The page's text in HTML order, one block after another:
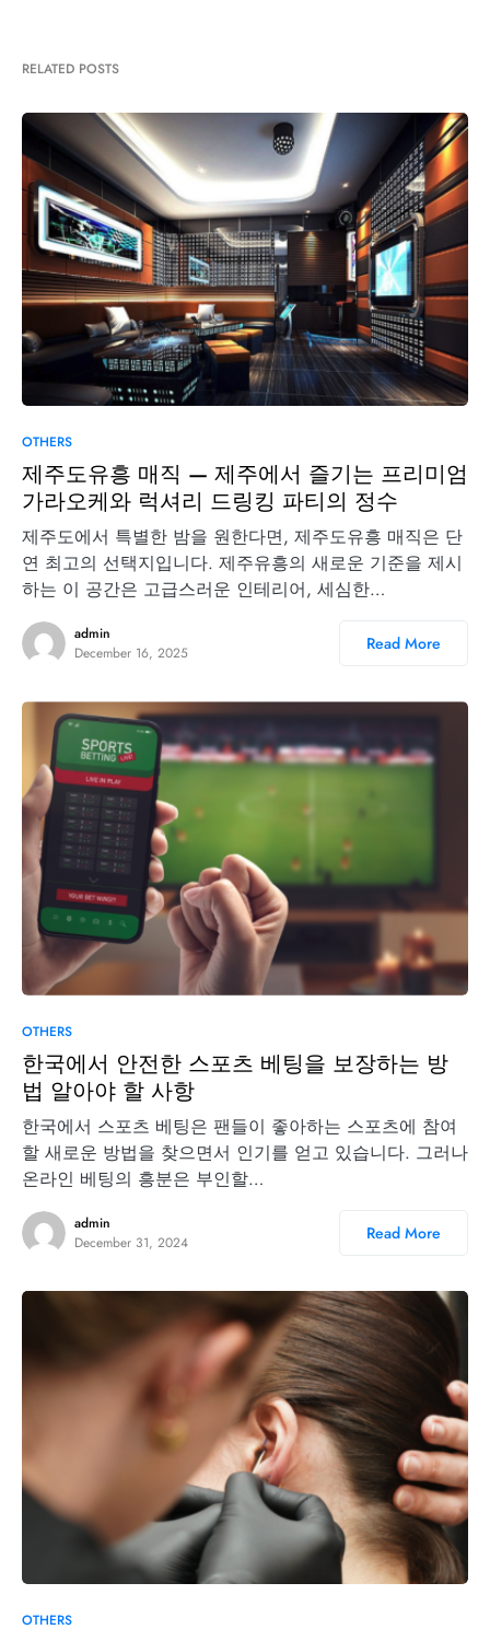
RELATED POSTS
OTHERS
제주도유흥 매직 — 제주에서 즐기는 프리미엄
가라오케와 럭셔리 드링킹 파티의 정수
제주도에서 특별한 밤을 원한다면, 제주도유흥 매직은 단
연 최고의 선택지입니다. 제주유흥의 새로운 기준을 제시
하는 이 공간은 고급스러운 인테리어, 세심한…
admin
December 16, 2025
Read More
OTHERS
한국에서 안전한 스포츠 베팅을 보장하는 방
법 알아야 할 사항
한국에서 스포츠 베팅은 팬들이 좋아하는 스포츠에 참여
할 새로운 방법을 찾으면서 인기를 얻고 있습니다. 그러나
온라인 베팅의 흥분은 부인할…
admin
December 31, 2024
Read More
OTHERS